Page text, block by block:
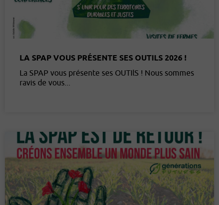
LA SPAP VOUS PRÉSENTE SES OUTILS 2026 !
La SPAP vous présente ses OUTIlS ! Nous sommes
ravis de vous...